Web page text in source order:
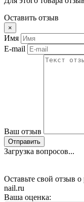
Оставить отзыв
×
Имя
E-mail
Ваш отзыв
Отправить
Загрузка вопросов...
Оставьте свой отзыв
nail.ru
Ваша оценка: